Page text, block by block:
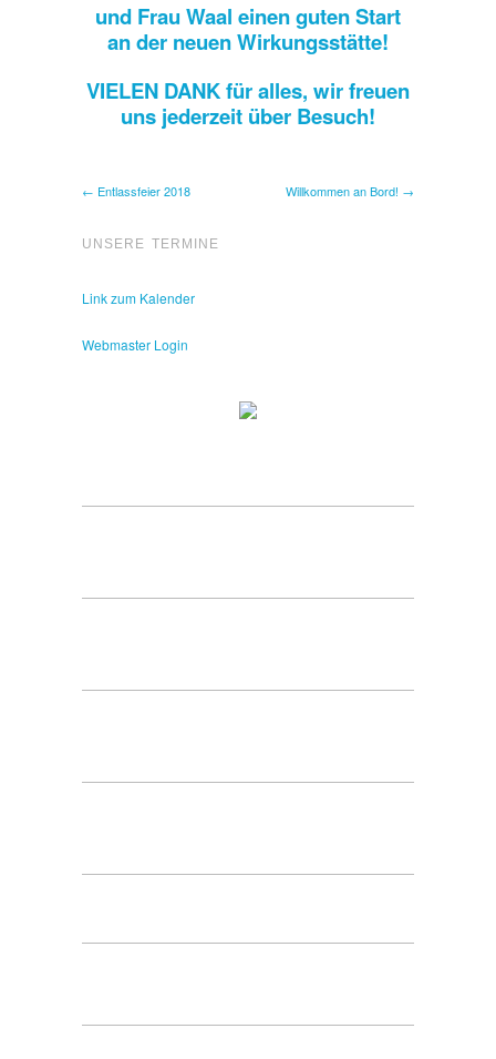
und Frau Waal einen guten Start
an der neuen Wirkungsstätte!
VIELEN DANK für alles, wir freuen
uns jederzeit über Besuch!
← Entlassfeier 2018 Willkommen an Bord! →
UNSERE TERMINE
Link zum Kalender
Webmaster Login